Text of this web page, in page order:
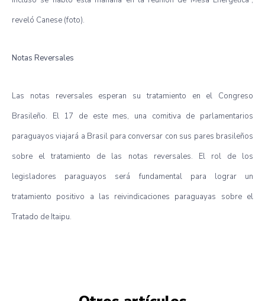
reveló Canese (foto).
Notas Reversales
Las notas reversales esperan su tratamiento en el Congreso
Brasileño. El 17 de este mes, una comitiva de parlamentarios
paraguayos viajará a Brasil para conversar con sus pares brasileños
sobre el tratamiento de las notas reversales. El rol de los
legisladores paraguayos será fundamental para lograr un
tratamiento positivo a las reivindicaciones paraguayas sobre el
Tratado de Itaipu.